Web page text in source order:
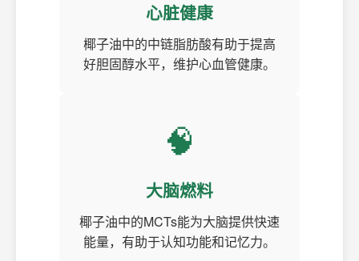
心脏健康
椰子油中的中链脂肪酸有助于提高
好胆固醇水平，维护心血管健康。
🧠
大脑燃料
椰子油中的MCTs能为大脑提供快速
能量，有助于认知功能和记忆力。